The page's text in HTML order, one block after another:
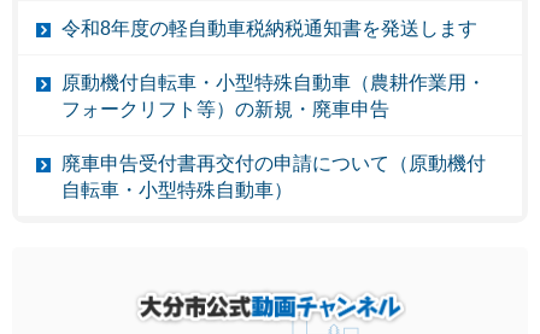
令和8年度の軽自動車税納税通知書を発送します
原動機付自転車・小型特殊自動車（農耕作業用・
フォークリフト等）の新規・廃車申告
廃車申告受付書再交付の申請について（原動機付
自転車・小型特殊自動車）